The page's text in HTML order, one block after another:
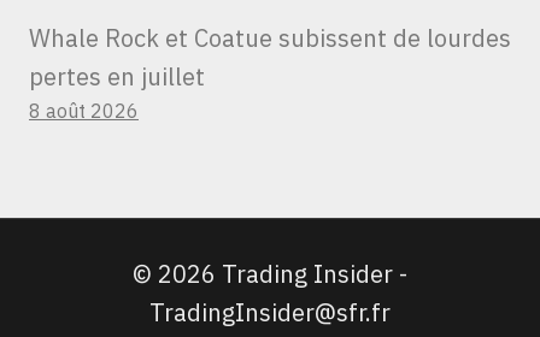
Whale Rock et Coatue subissent de lourdes
pertes en juillet
8 août 2026
© 2026 Trading Insider -
TradingInsider@sfr.fr